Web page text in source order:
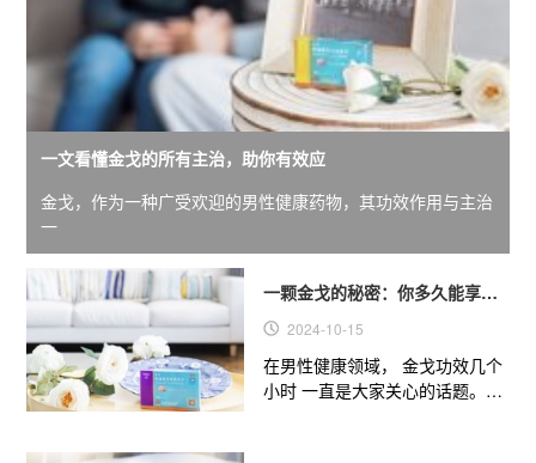
一文看懂金戈的所有主治，助你有效应
金戈，作为一种广受欢迎的男性健康药物，其功效作用与主治
一
一颗金戈的秘密：你多久能享受
到它的强大效果
2024-10-15
在男性健康领域， 金戈功效几个
小时 一直是大家关心的话题。今